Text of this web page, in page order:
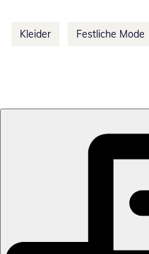
Kleider Festliche Mode